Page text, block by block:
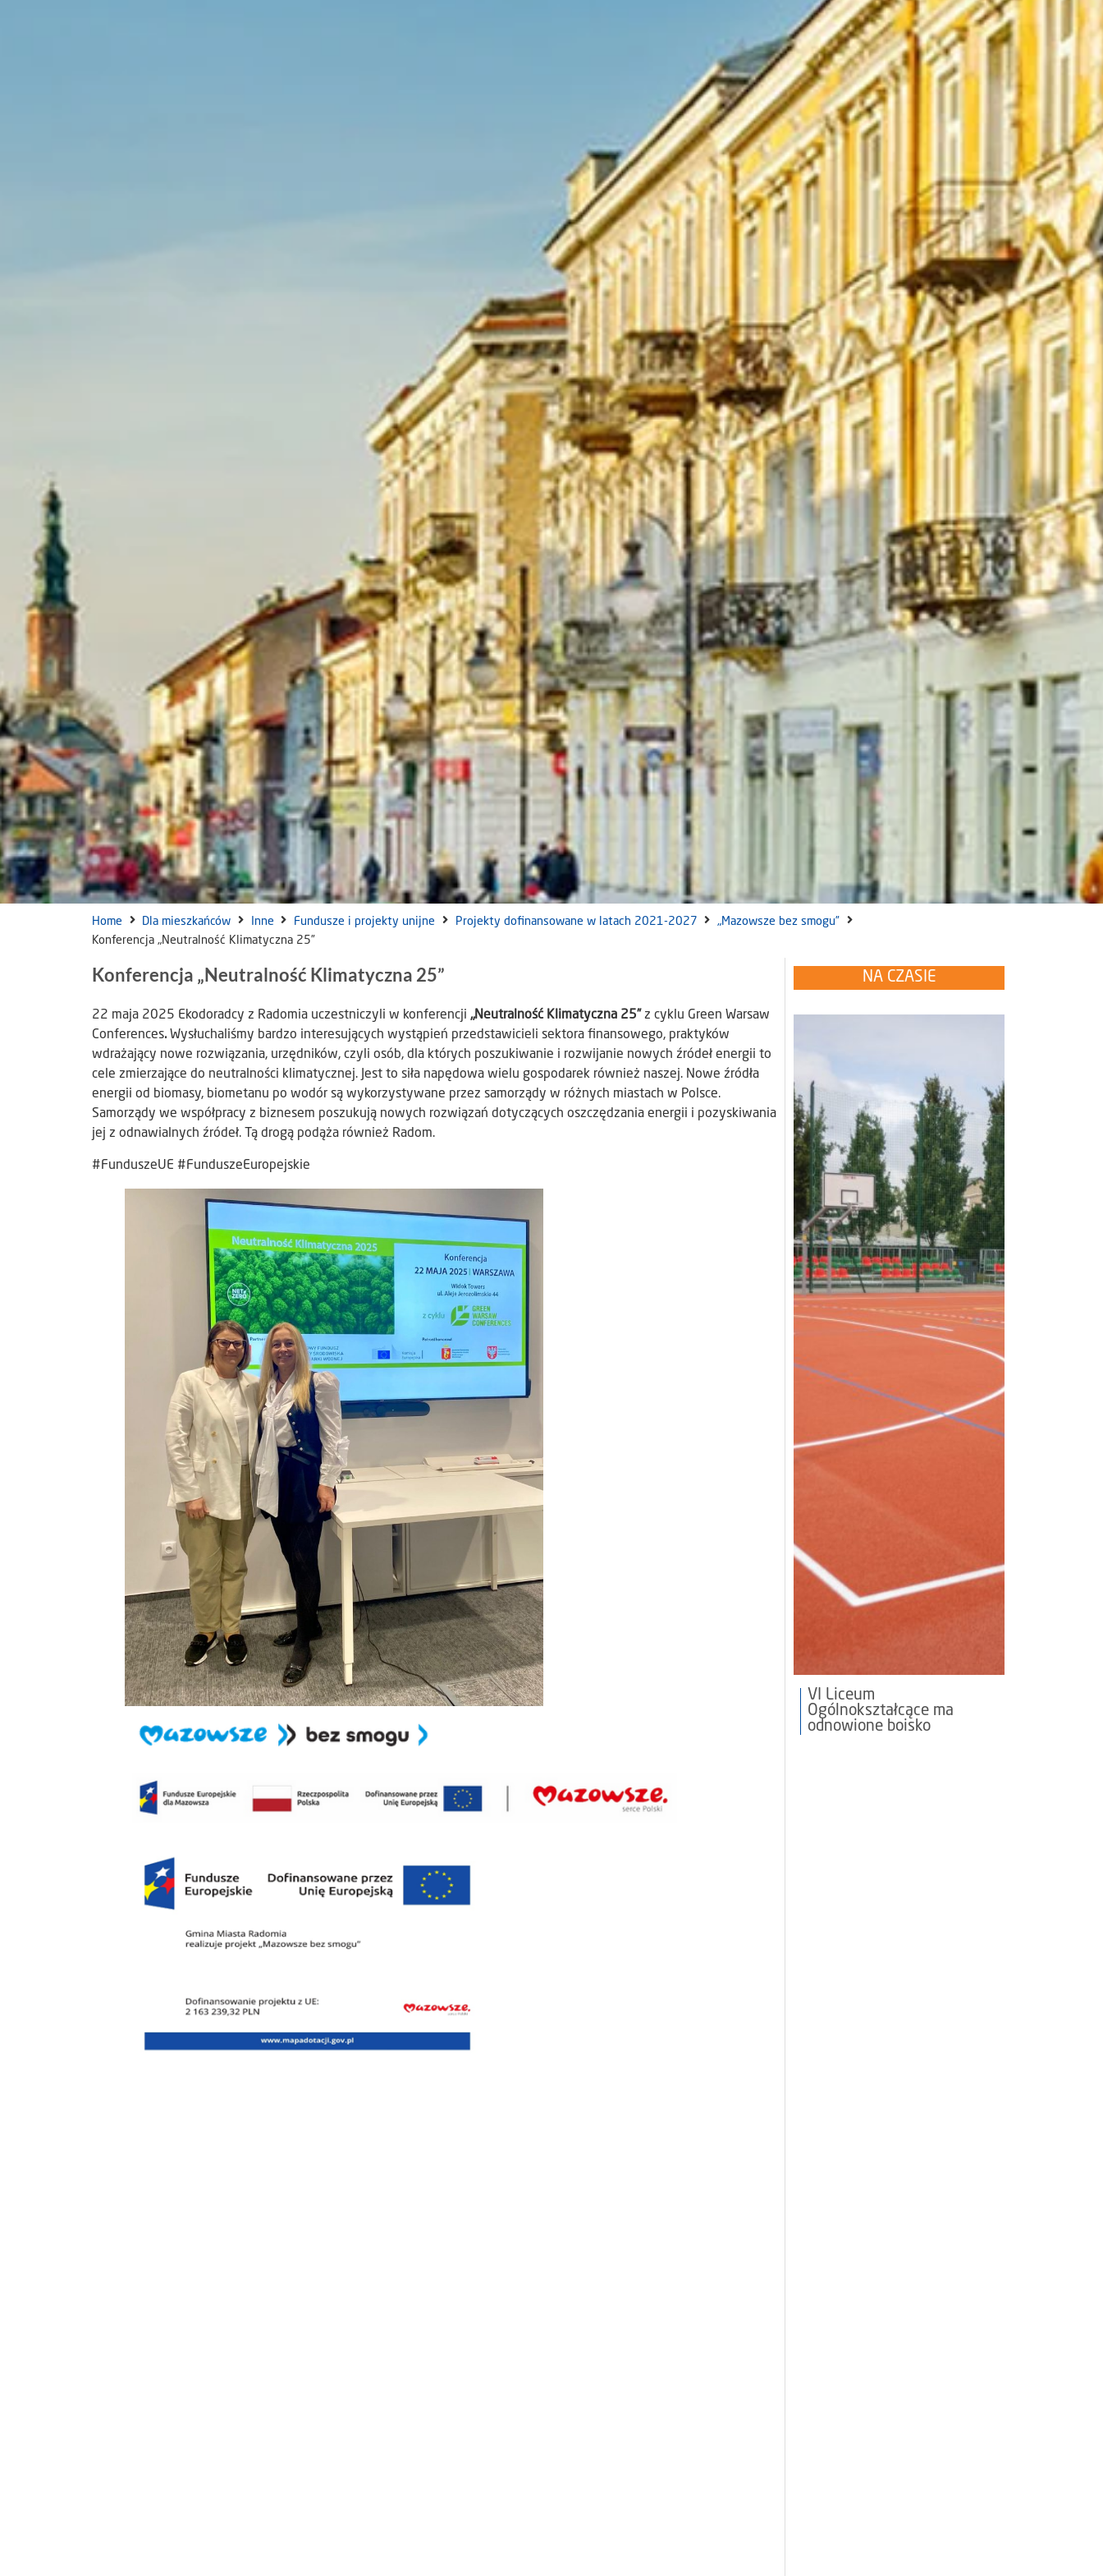
Home Dla mieszkańców Inne Fundusze i projekty unijne Projekty dofinansowane w latach 2021-2027
„Mazowsze bez smogu”
Konferencja „Neutralność Klimatyczna 25”
Konferencja „Neutralność Klimatyczna 25”
22 maja 2025 Ekodoradcy z Radomia uczestniczyli w konferencji „Neutralność Klimatyczna 25” z cyklu Green Warsaw
Conferences. Wysłuchaliśmy bardzo interesujących wystąpień przedstawicieli sektora finansowego, praktyków
wdrażający nowe rozwiązania, urzędników, czyli osób, dla których poszukiwanie i rozwijanie nowych źródeł energii to
cele zmierzające do neutralności klimatycznej. Jest to siła napędowa wielu gospodarek również naszej. Nowe źródła
energii od biomasy, biometanu po wodór są wykorzystywane przez samorządy w różnych miastach w Polsce.
Samorządy we współpracy z biznesem poszukują nowych rozwiązań dotyczących oszczędzania energii i pozyskiwania
jej z odnawialnych źródeł. Tą drogą podąża również Radom.
#FunduszeUE #FunduszeEuropejskie
NA CZASIE
VI Liceum
Ogólnokształcące ma
odnowione boisko